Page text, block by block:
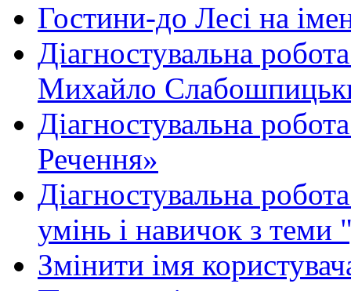
Гостини-до Лесі на
Діагностувальна
Михайло
Діагностувальна
Речення»
Діагностувальна
умінь і навичок з теми
Змінити імя